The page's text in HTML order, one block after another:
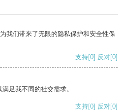
我们带来了无限的隐私保护和安全性保
支持[0] 反对[0]
足我不同的社交需求。
支持[0] 反对[0]